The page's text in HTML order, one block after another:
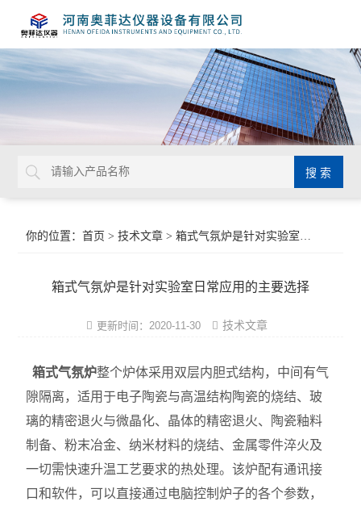
你的位置：首页 >技术文章 > 箱式气氛炉是针对实验室日常应用的主要选择
箱式气氛炉是针对实验室日常应用的主要选择
更新时间：2020-11-30 技术文章
箱式气氛炉整个炉体采用双层内胆式结构，中间有气
隙隔离，适用于电子陶瓷与高温结构陶瓷的烧结、玻
璃的精密退火与微晶化、晶体的精密退火、陶瓷釉料
制备、粉末冶金、纳米材料的烧结、金属零件淬火及
一切需快速升温工艺要求的热处理。该炉配有通讯接
口和软件，可以直接通过电脑控制炉子的各个参数，